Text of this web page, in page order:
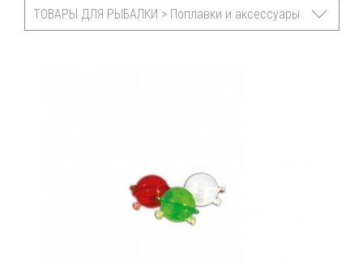
ТОВАРЫ ДЛЯ РЫБАЛКИ > Поплавки и аксессуары